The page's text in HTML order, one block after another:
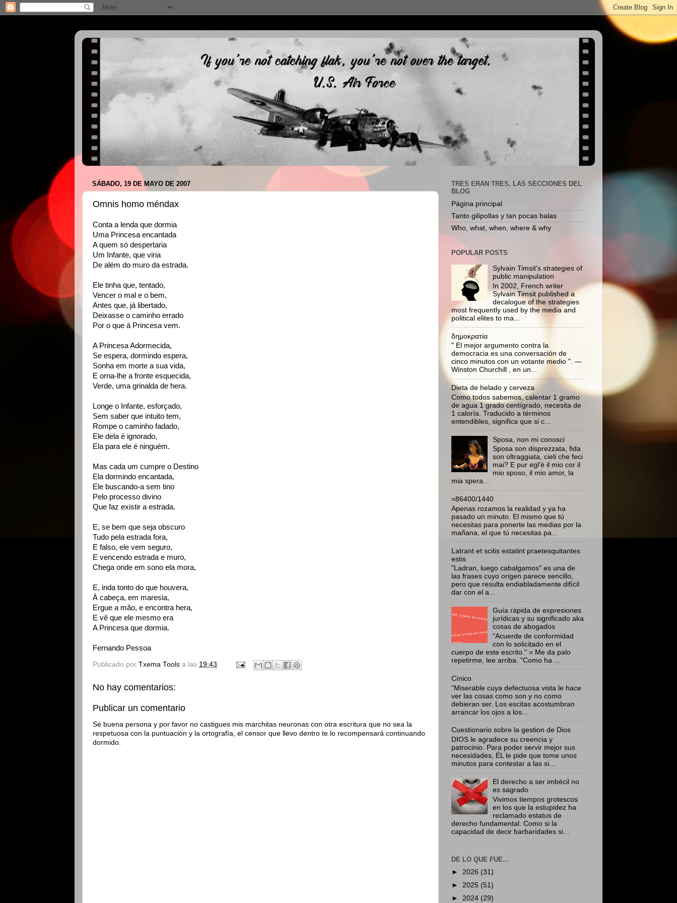
SÁBADO, 19 DE MAYO DE 2007
Omnis homo méndax
Conta a lenda que dormia
Uma Princesa encantada
A quem só despertaria
Um Infante, que viria
De além do muro da estrada.
Ele tinha que, tentado,
Vencer o mal e o bem,
Antes que, já libertado,
Deixasse o caminho errado
Por o que à Princesa vem.
A Princesa Adormecida,
Se espera, dormindo espera,
Sonha em morte a sua vida,
E orna-lhe a fronte esquecida,
Verde, uma grinalda de hera.
Longe o Infante, esforçado,
Sem saber que intuito tem,
Rompe o caminho fadado,
Ele dela é ignorado,
Ela para ele é ninguém.
Mas cada um cumpre o Destino
Ela dormindo encantada,
Ele buscando-a sem tino
Pelo processo divino
Que faz existir a estrada.
E, se bem que seja obscuro
Tudo pela estrada fora,
E falso, ele vem seguro,
E vencendo estrada e muro,
Chega onde em sono ela mora,
E, inda tonto do que houvera,
À cabeça, em maresia,
Ergue a mão, e encontra hera,
E vê que ele mesmo era
A Princesa que dormia.
Fernando Pessoa
Publicado por Txema Tools a las 19:43
No hay comentarios:
Publicar un comentario
Sé buena persona y por favor no castigues mis marchitas neuronas con otra escritura que no sea la
respetuosa con la puntuación y la ortografía, el censor que llevo dentro te lo recompensará continuando
dormido.
TRES ERAN TRES, LAS SECCIONES DEL
BLOG
Página principal
Tanto gilipollas y tan pocas balas
Who, what, when, where & why
POPULAR POSTS
Sylvain Timsit's strategies of
public manipulation
In 2002, French writer
Sylvain Timsit published a
decalogue of the strategies
most frequently used by the media and
political elites to ma...
δημοκρατία
" El mejor argumento contra la
democracia es una conversación de
cinco minutos con un votante medio ". —
Winston Churchill , en un...
Dieta de helado y cerveza
Como todos sabemos, calentar 1 gramo
de agua 1 grado centígrado, necesita de
1 caloría. Traducido a términos
entendibles, significa que si c...
Sposa, non mi conosci
Sposa son disprezzata, fida
son oltraggiata, cieli che feci
mai? E pur egl'è il mio cor il
mio sposo, il mio amor, la
mia spera...
=86400/1440
Apenas rozamos la realidad y ya ha
pasado un minuto. El mismo que tú
necesitas para ponerte las medias por la
mañana, el que tú necesitas pa...
Latrant et scitis estatint praetesquitantes
estis
"Ladran, luego cabalgamos" es una de
las frases cuyo origen parece sencillo,
pero que resulta endiabladamente difícil
dar con el a...
Guía rápida de expresiones
jurídicas y su significado aka
cosas de abogados
"Acuerde de conformidad
con lo solicitado en el
cuerpo de este escrito." = Me da palo
repetirme, lee arriba. "Como ha ...
Cínico
"Miserable cuya defectuosa vista le hace
ver las cosas como son y no como
debieran ser. Los escitas acostumbran
arrancar los ojos a los...
Cuestionario sobre la gestion de Dios
DIOS le agradece su creencia y
patrocinio. Para poder servir mejor sus
necesidades, ÉL le pide que tome unos
minutos para contestar a las si...
El derecho a ser imbécil no
es sagrado
Vivimos tiempos grotescos
en los que la estupidez ha
reclamado estatus de
derecho fundamental. Como si la
capacidad de decir barbaridades si...
DE LO QUE FUE...
► 2026 (31)
► 2025 (51)
► 2024 (29)